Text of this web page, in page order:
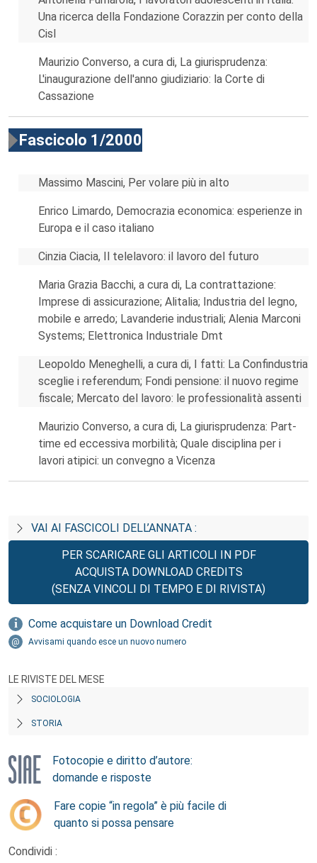
Una ricerca della Fondazione Corazzin per conto della
Cisl
Maurizio Converso, a cura di, La giurisprudenza:
L'inaugurazione dell'anno giudiziario: la Corte di
Cassazione
Fascicolo 1/2000
Massimo Mascini, Per volare più in alto
Enrico Limardo, Democrazia economica: esperienze in
Europa e il caso italiano
Cinzia Ciacia, Il telelavoro: il lavoro del futuro
Maria Grazia Bacchi, a cura di, La contrattazione:
Imprese di assicurazione; Alitalia; Industria del legno,
mobile e arredo; Lavanderie industriali; Alenia Marconi
Systems; Elettronica Industriale Dmt
Leopoldo Meneghelli, a cura di, I fatti: La Confindustria
sceglie i referendum; Fondi pensione: il nuovo regime
fiscale; Mercato del lavoro: le professionalità assenti
Maurizio Converso, a cura di, La giurisprudenza: Part-
time ed eccessiva morbilità; Quale disciplina per i
lavori atipici: un convegno a Vicenza
VAI AI FASCICOLI DELL’ANNATA :
PER SCARICARE GLI ARTICOLI IN PDF
ACQUISTA DOWNLOAD CREDITS
(SENZA VINCOLI DI TEMPO E DI RIVISTA)
Come acquistare un Download Credit
Avvisami quando esce un nuovo numero
LE RIVISTE DEL MESE
SOCIOLOGIA
STORIA
Fotocopie e diritto d’autore:
domande e risposte
Fare copie “in regola” è più facile di
quanto si possa pensare
Condividi :